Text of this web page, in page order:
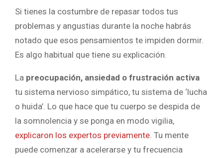
Si tienes la costumbre de repasar todos tus
problemas y angustias durante la noche habrás
notado que esos pensamientos te impiden dormir.
Es algo habitual que tiene su explicación.
La preocupación, ansiedad o frustración activa
tu sistema nervioso simpático, tu sistema de ‘lucha
o huida’. Lo que hace que tu cuerpo se despida de
la somnolencia y se ponga en modo vigilia,
explicaron los expertos previamente . Tu mente
puede comenzar a acelerarse y tu frecuencia